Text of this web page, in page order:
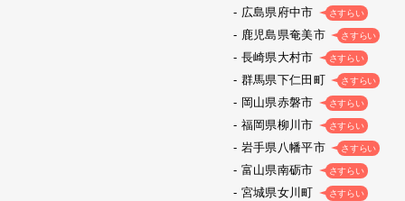
広島県府中市 さすらい
鹿児島県奄美市 さすらい
長崎県大村市 さすらい
群馬県下仁田町 さすらい
岡山県赤磐市 さすらい
福岡県柳川市 さすらい
岩手県八幡平市 さすらい
富山県南砺市 さすらい
宮城県女川町 さすらい